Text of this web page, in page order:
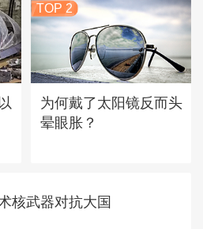
TOP 2
为何戴了太阳镜反而头
晕眼胀？
核武器对抗大国